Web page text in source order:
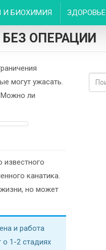
И БИОХИМИЯ ЗДОРОВЬЕ
ОПЕРАЦИИ
могут ужасать.
Можно ли
известного
канатика.
но может
и работа
о 1-2 стадиях